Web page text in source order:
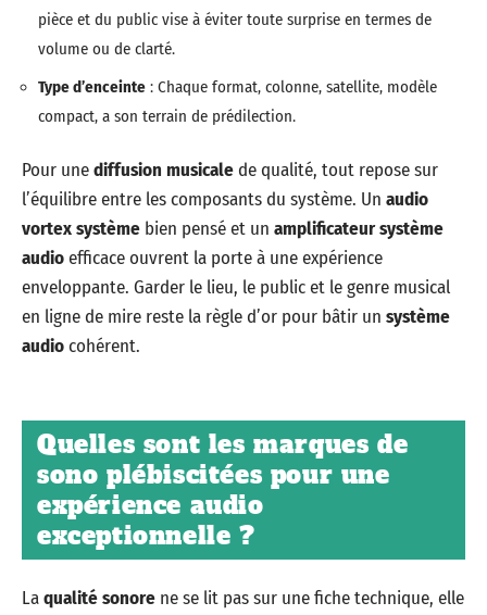
pièce et du public vise à éviter toute surprise en termes de
volume ou de clarté.
Type d’enceinte : Chaque format, colonne, satellite, modèle
compact, a son terrain de prédilection.
Pour unediffusion musicalede qualité, tout repose sur
l’équilibre entre les composants du système. Un audio
vortex système bien pensé et un amplificateur système
audioefficace ouvrent la porte à une expérience
enveloppante. Garder le lieu, le public et le genre musical
en ligne de mire reste la règle d’or pour bâtir un système
audiocohérent.
Quelles sont les marques de
sono plébiscitées pour une
expérience audio
exceptionnelle ?
Laqualité sonore ne se lit pas sur une fiche technique, elle